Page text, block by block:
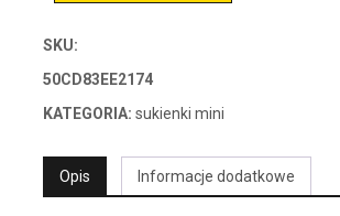
SKU:
50CD83EE2174
KATEGORIA: sukienki mini
Opis Informacje dodatkowe